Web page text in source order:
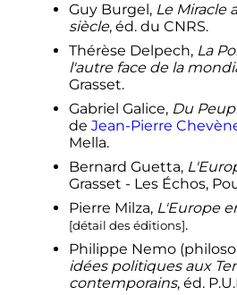
Guy Burgel, Le Miracle
siècle, éd. du CNRS.
Thérèse Delpech, La
l'autre face de la
Grasset.
Gabriel Galice, Du
de Jean-Pierre
Mella.
Bernard Guetta,
Grasset - Les Échos,
Pierre Milza, L'Europe
[détail des éditions].
Philippe Nemo
idées politiques aux
contemporains, éd.